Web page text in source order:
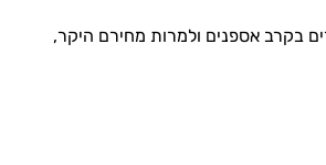
בקרב אספנים ולמרות מחירם היקר,